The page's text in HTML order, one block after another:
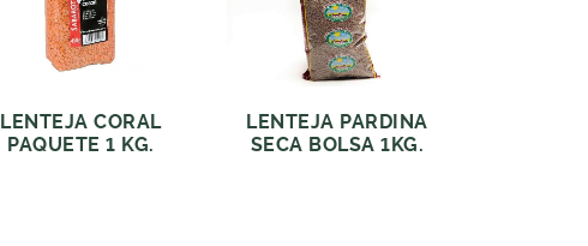
LENTEJA CORAL
PAQUETE 1 KG.
LENTEJA PARDINA
SECA BOLSA 1KG.